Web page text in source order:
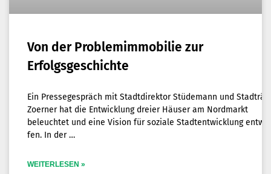
Von der Pro­blem­im­mo­bi­lie zur
Erfolgsgeschichte
Ein Pres­se­ge­spräch mit Stadt­di­rek­tor Stü­de­mann und
Zoer­ner hat die Ent­wick­lung drei­er Häu­ser am Nord­markt
beleuch­tet und eine Visi­on für sozia­le Stadt­ent­wick­lung
fen. In der
WEITERLESEN »